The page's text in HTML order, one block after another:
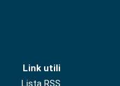
Link utili
Lista RSS